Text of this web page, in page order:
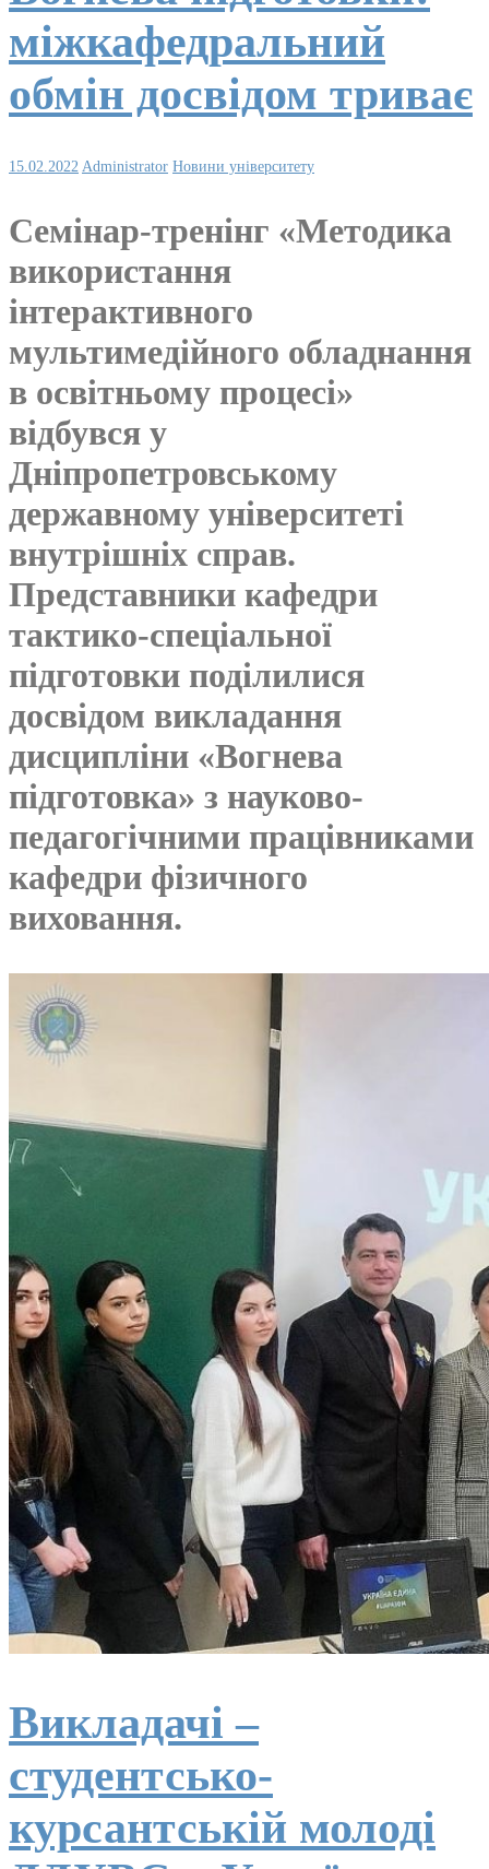
міжкафедральний
обмін досвідом триває
15.02.2022 Administrator Новини університету
Семінар-тренінг «Методика
використання
інтерактивного
мультимедійного обладнання
в освітньому процесі»
відбувся у
Дніпропетровському
державному університеті
внутрішніх справ.
Представники кафедри
тактико-спеціальної
підготовки поділилися
досвідом викладання
дисципліни «Вогнева
підготовка» з науково-
педагогічними працівниками
кафедри фізичного
виховання.
Викладачі –
студентсько-
курсантській молоді